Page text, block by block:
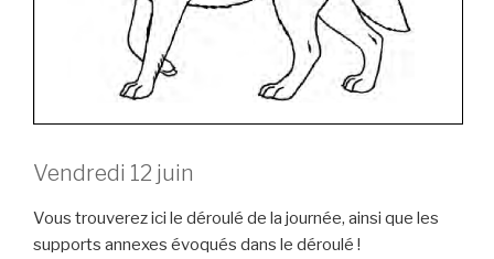
Vendredi 12 juin
Vous trouverez ici le déroulé de la journée, ainsi que les
supports annexes évoqués dans le déroulé !